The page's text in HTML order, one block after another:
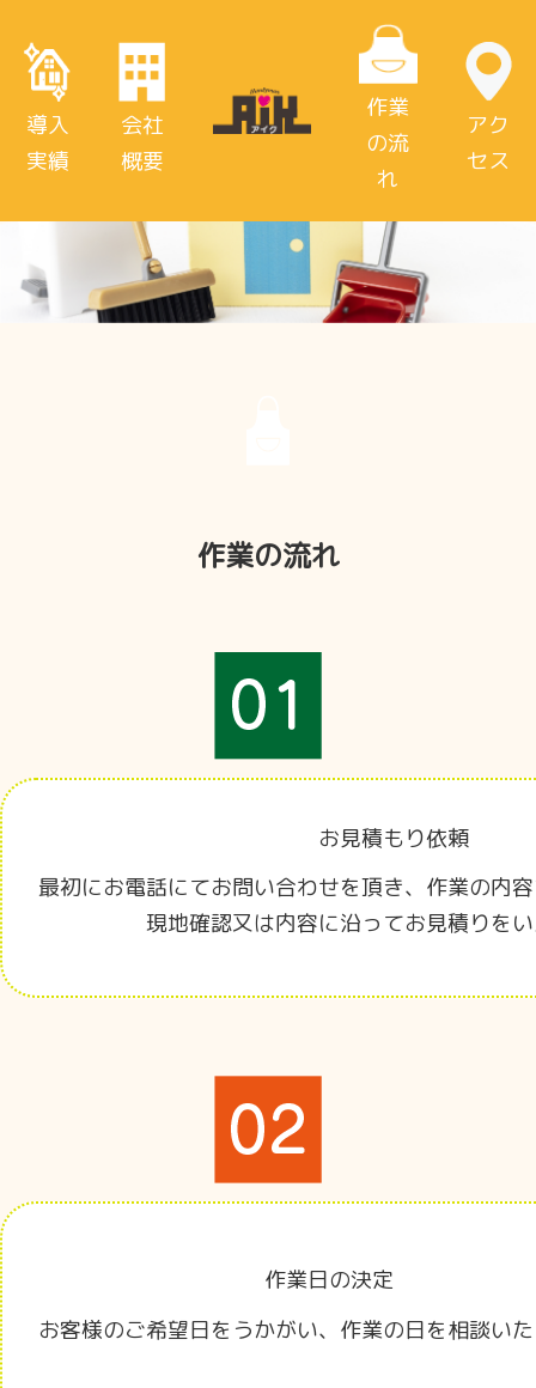
導入
実績
会社
概要
作業
の流
れ
アク
セス
作業の流れ
お見積もり依頼
最初にお電話にてお問い合わせを頂き、作業の内
現地確認又は内容に沿ってお見積りを
作業日の決定
お客様のご希望日をうかがい、作業の日を相談い